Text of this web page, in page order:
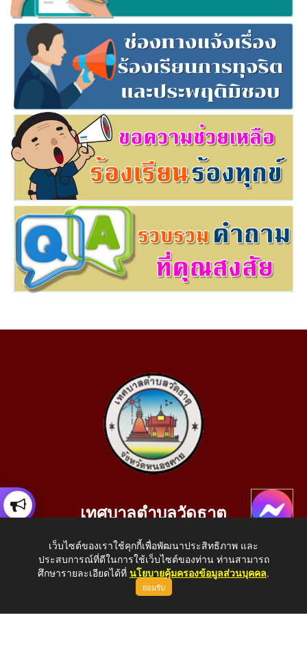
เทศบาลตำบลวัดธาตุ
อ.เมือง จ.หนองคาย 43000
โทรศัพท์: 042-414758 โทรสาร: 042-414759
E-Mail: saraban_05430110@dla.go.th
เว็บไซต์ของเราใช้คุกกี้เพื่อพัฒนาประสิทธิภาพ และ
ประสบการณ์ที่ดีในการใช้เว็บไซต์ของท่าน ท่านสามารถ
ศึกษารายละเอียดได้ที่ นโยบายคุ้มครองข้อมูลส่วนบุคคล.
ยอมรับ